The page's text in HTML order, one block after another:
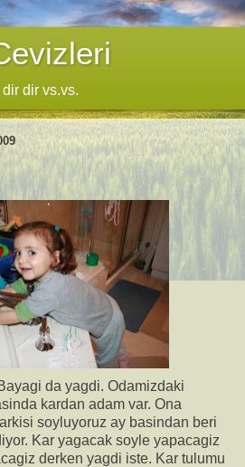
dir vs.vs.
da yagdi. Odamizdaki
kardan adam var. Ona
soyluyoruz ay basindan beri
Kar yagacak soyle yapacagiz
derken yagdi iste. Kar tulumu